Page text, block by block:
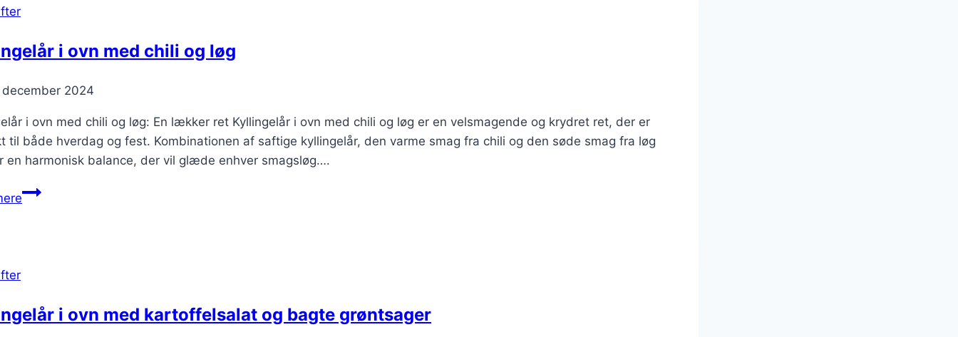
i ovn med chili og løg
2024
i ovn med chili og løg: En lækker ret Kyllingelår i ovn med chili og løg er en velsmagende og krydret ret, der er
til både hverdag og fest. Kombinationen af saftige kyllingelår, den varme smag fra chili og den søde smag fra løg
en harmonisk balance, der vil glæde enhver smagsløg….
Kyllingelår
løg
i ovn med kartoffelsalat og bagte grøntsager